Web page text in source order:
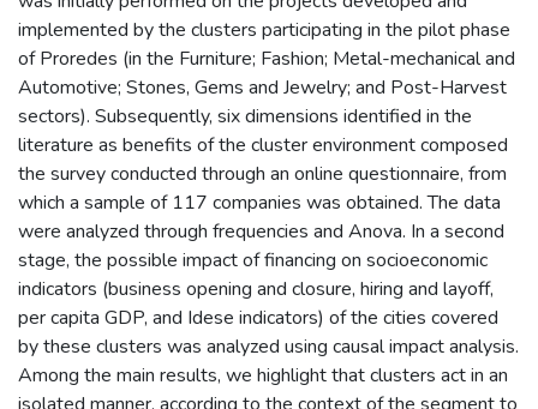
implemented by the clusters participating in the pilot phase
of Proredes (in the Furniture; Fashion; Metal-mechanical and
Automotive; Stones, Gems and Jewelry; and Post-Harvest
sectors). Subsequently, six dimensions identified in the
literature as benefits of the cluster environment composed
the survey conducted through an online questionnaire, from
which a sample of 117 companies was obtained. The data
were analyzed through frequencies and Anova. In a second
stage, the possible impact of financing on socioeconomic
indicators (business opening and closure, hiring and layoff,
per capita GDP, and Idese indicators) of the cities covered
by these clusters was analyzed using causal impact analysis.
Among the main results, we highlight that clusters act in an